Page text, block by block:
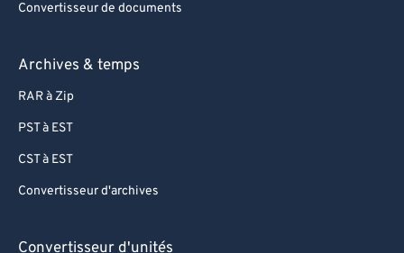
Convertisseur de documents
Archives & temps
RAR à Zip
PST à EST
CST à EST
Convertisseur d'archives
Convertisseur d'unités